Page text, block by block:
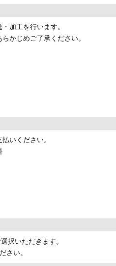
加工を行います。
かじめご了承ください。
いください。
択いただきます。
さい。